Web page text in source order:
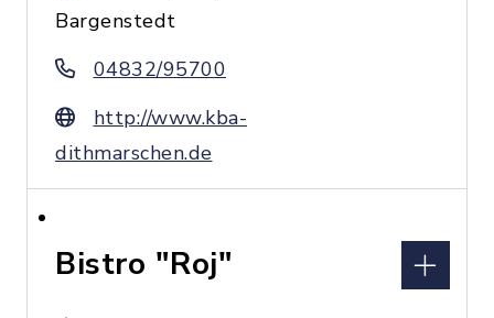
Bargenstedt
04832/95700
http://www.kba-
dithmarschen.de
Bistro "Roj"